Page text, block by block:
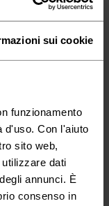
sui cookie
funzionamento
d'uso. Con l'aiuto
sito web,
dati
annunci. È
consenso in
DI
DI
vasta gamma
leggera